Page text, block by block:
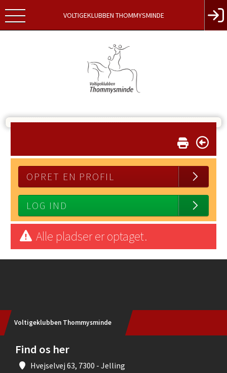
VOLTIGEKLUBBEN THOMMYSMINDE
OPRET EN PROFIL
LOG IND
Alle pladser er optaget.
Voltigeklubben Thommysminde
Find os her
Hvejselvej 63, 7300 - Jelling